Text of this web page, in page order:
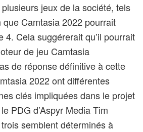
jeux de la société, tels
Camtasia 2022 pourrait
Cela suggérerait qu’il pourrait
de jeu Camtasia
de réponse définitive à cette
2022 ont différentes
clés impliquées dans le projet
PDG d’Aspyr Media Tim
semblent déterminés à